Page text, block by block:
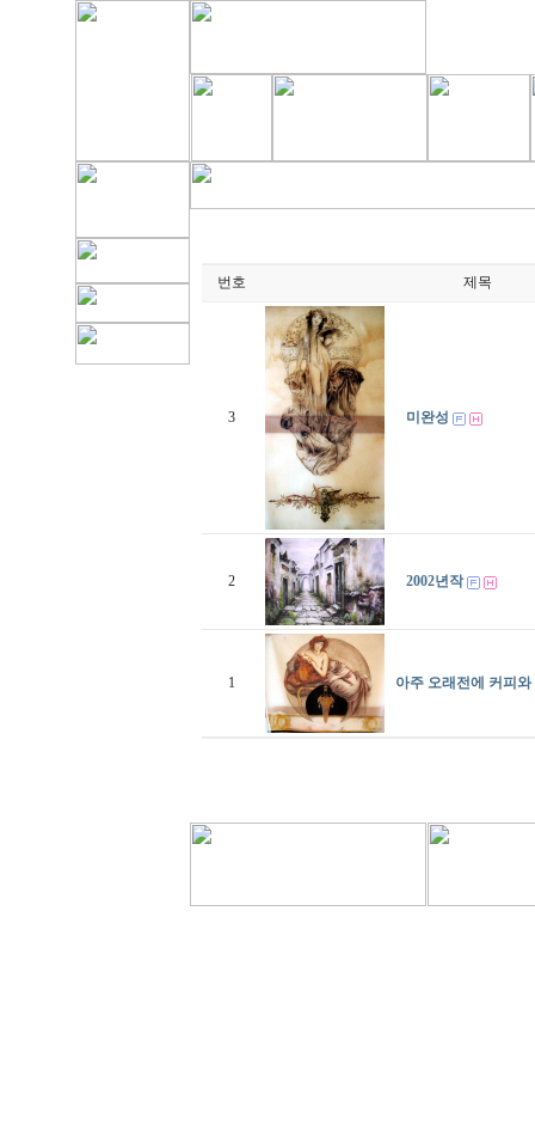
번호 제목
3 미완성
2 2002년작
1 아주 오래전에 커피